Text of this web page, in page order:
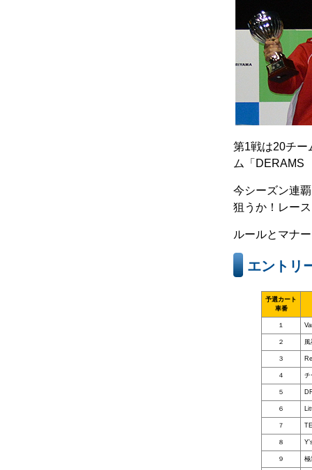
第1戦は20チ
ム「
今シーズン連
狙うか！レー
ルールとマナ
エントリ
予選カート
車番
１
２
３
４ チ
５
６
７
８
９ 極